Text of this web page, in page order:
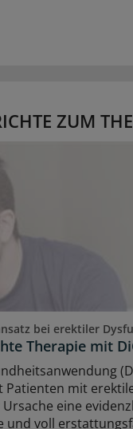
ZUM
bei erektiler
Therapie mit
Patienten mit
eine
und voll